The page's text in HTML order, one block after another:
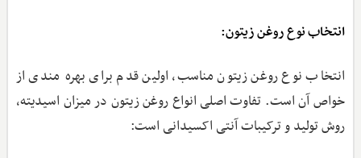
انتخاب نوع روغن زیتون:
انتخاب نوع روغن زیتون مناسب، اولین قدم برای بهره‌ مندی از
خواص آن است. تفاوت اصلی انواع روغن زیتون در میزان اسیدیته،
روش تولید و ترکیبات آنتی‌ اکسیدانی است: